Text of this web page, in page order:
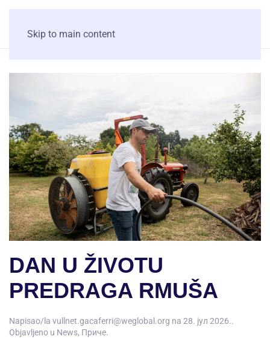
Skip to main content
DAN U ŽIVOTU
PREDRAGA RMUŠA
Napisao/la vullnet.gacaferri@weglobal.org na 28. јул 2026..
Objavljeno u News, Приче.